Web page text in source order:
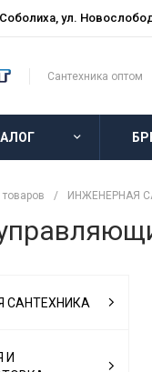
ул.
Сантехника оптом
товаров / ИНЖЕНЕРНАЯ
САНТЕХНИКА
И